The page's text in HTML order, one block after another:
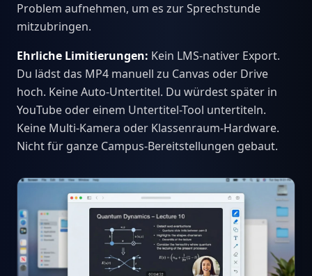
Problem aufnehmen, um es zur Sprechstunde
mitzubringen.
Ehrliche Limitierungen: Kein LMS-nativer Export.
Du lädst das MP4 manuell zu Canvas oder Drive
hoch. Keine Auto-Untertitel. Du würdest später in
YouTube oder einem Untertitel-Tool untertiteln.
Keine Multi-Kamera oder Klassenraum-Hardware.
Nicht für ganze Campus-Bereitstellungen gebaut.